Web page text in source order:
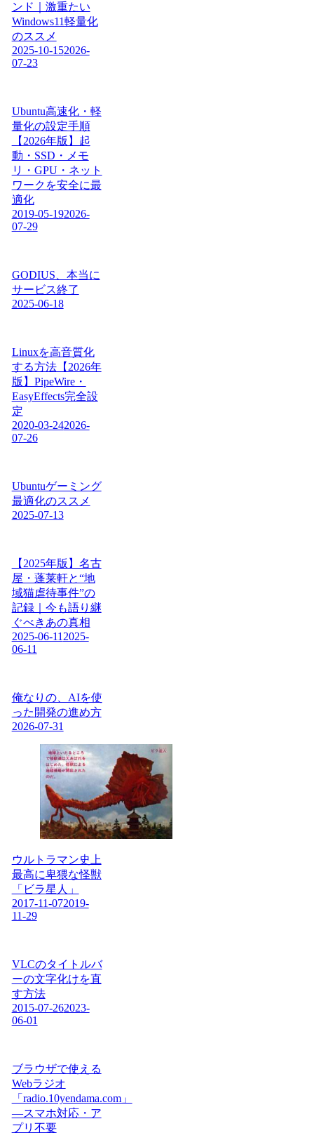
ンド｜激重たい
Windows11軽量化
のススメ
2025-10-152026-
07-23
Ubuntu高速化・軽
量化の設定手順
【2026年版】起
動・SSD・メモ
リ・GPU・ネット
ワークを安全に最
適化
2019-05-192026-
07-29
GODIUS、本当に
サービス終了
2025-06-18
Linuxを高音質化
する方法【2026年
版】PipeWire・
EasyEffects完全設
定
2020-03-242026-
07-26
Ubuntuゲーミング
最適化のススメ
2025-07-13
【2025年版】名古
屋・蓬莱軒と“地
域猫虐待事件”の
記録｜今も語り継
ぐべきあの真相
2025-06-112025-
06-11
俺なりの、AIを使
った開発の進め方
2026-07-31
ウルトラマン史上
最高に卑猥な怪獣
「ビラ星人」
2017-11-072019-
11-29
VLCのタイトルバ
ーの文字化けを直
す方法
2015-07-262023-
06-01
ブラウザで使える
Webラジオ
「radio.10yendama.com」
―スマホ対応・ア
プリ不要